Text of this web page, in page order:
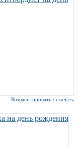
Комментировать / скачать